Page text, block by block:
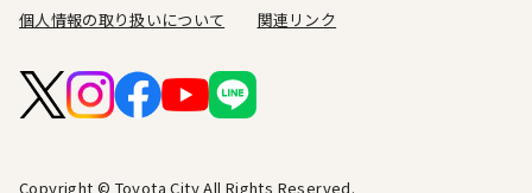
個人情報の取り扱いについて
関連リンク
Copyright © Toyota City All Rights Reserved.